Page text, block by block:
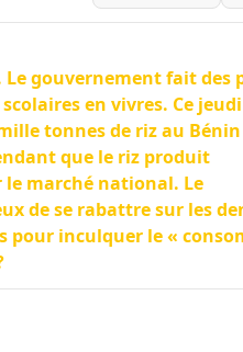
Le gouvernement fait des
en vivres. Ce
tonnes de riz au
que le riz produit
marché national. Le
de se rabattre sur les
inculquer le «